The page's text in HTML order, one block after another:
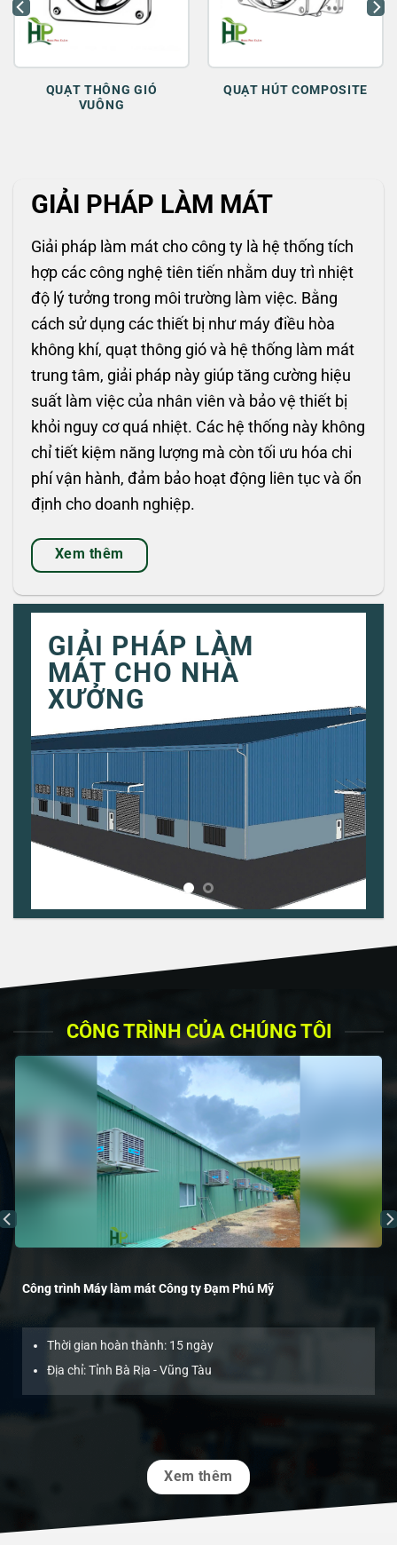
QUẠT THÔNG GIÓ
VUÔNG
QUẠT HÚT COMPOSITE
GIẢI PHÁP LÀM MÁT
Giải pháp làm mát cho công ty là hệ thống tích
hợp các công nghệ tiên tiến nhằm duy trì nhiệt
độ lý tưởng trong môi trường làm việc. Bằng
cách sử dụng các thiết bị như máy điều hòa
không khí, quạt thông gió và hệ thống làm mát
trung tâm, giải pháp này giúp tăng cường hiệu
suất làm việc của nhân viên và bảo vệ thiết bị
khỏi nguy cơ quá nhiệt. Các hệ thống này không
chỉ tiết kiệm năng lượng mà còn tối ưu hóa chi
phí vận hành, đảm bảo hoạt động liên tục và ổn
định cho doanh nghiệp.
Xem thêm
GIẢI PHÁP LÀM
MÁT CHO NHÀ
XƯỞNG
CÔNG TRÌNH CỦA CHÚNG TÔI
Công trình Máy làm mát Công ty Đạm Phú Mỹ
Thời gian hoàn thành: 15 ngày
Địa chỉ: Tỉnh Bà Rịa - Vũng Tàu
Xem thêm